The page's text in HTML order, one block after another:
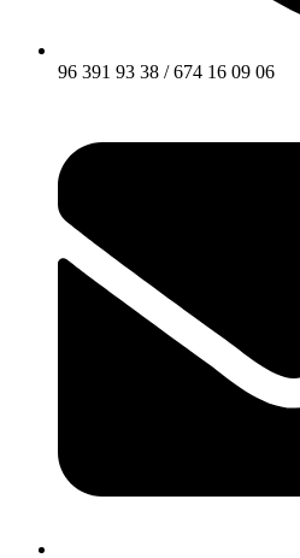
96 391 93 38 / 674 16 09 06